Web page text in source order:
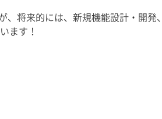
将来的には、新規機能設計・開発、
ます！